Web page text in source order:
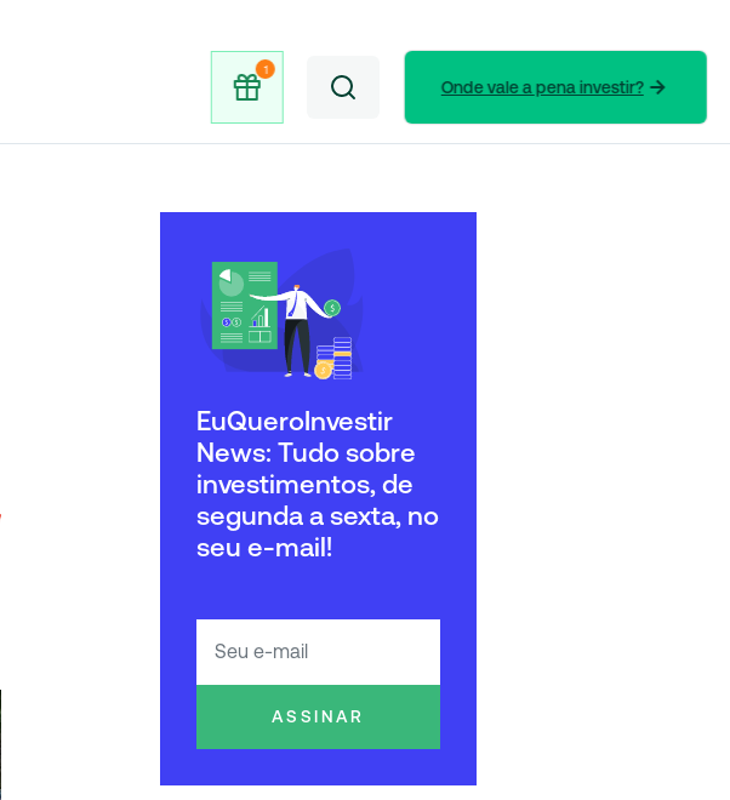
Onde vale a pena investir?
EuQueroInvestir
News: Tudo sobre
investimentos, de
segunda a sexta, no
seu e-mail!
ASSINAR